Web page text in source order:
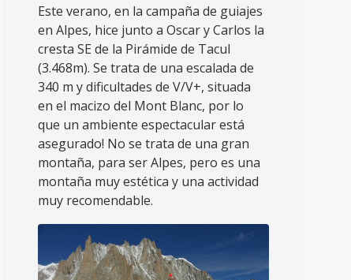
Este verano, en la campaña de guiajes
en Alpes, hice junto a Oscar y Carlos la
cresta SE de la Pirámide de Tacul
(3.468m). Se trata de una escalada de
340 m y dificultades de V/V+, situada
en el macizo del Mont Blanc, por lo
que un ambiente espectacular está
asegurado! No se trata de una gran
montaña, para ser Alpes, pero es una
montaña muy estética y una actividad
muy recomendable.